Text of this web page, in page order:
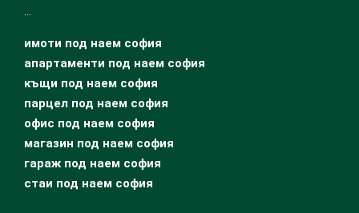
…
имоти под наем софия
апартаменти под наем софия
къщи под наем софия
парцел под наем софия
офис под наем софия
магазин под наем софия
гараж под наем софия
стаи под наем софия